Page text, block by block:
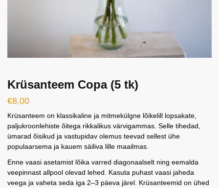
Krüsanteem Copa (5 tk)
€8,00
Krüsanteem on klassikaline ja mitmekülgne lõikelill lopsakate,
paljukroonlehiste õitega rikkalikus värvigammas. Selle tihedad,
ümarad õisikud ja vastupidav olemus teevad sellest ühe
populaarsema ja kauem säiliva lille maailmas.
Enne vaasi asetamist lõika varred diagonaalselt ning eemalda
veepinnast allpool olevad lehed. Kasuta puhast vaasi jaheda
veega ja vaheta seda iga 2–3 päeva järel. Krüsanteemid on ühed